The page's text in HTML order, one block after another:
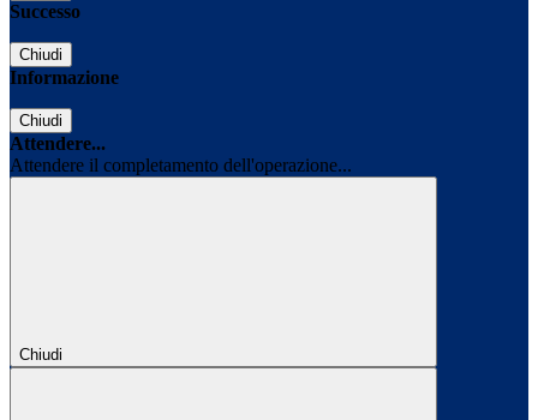
Successo
Chiudi
Informazione
Chiudi
Attendere...
Attendere il completamento dell'operazione...
Chiudi